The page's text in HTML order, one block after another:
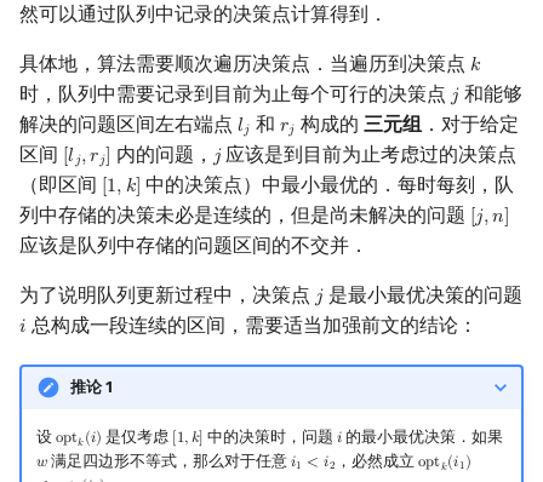
然可以通过队列中记录的决策点计算得到．
具体地，算法需要顺次遍历决策点．当遍历到决策点 𝑘
k
时，队列中需要记录到目前为止每个可行的决策点 𝑗
j和能够
解决的问题区间左右端点 𝑙𝑗
lj 和 𝑟𝑗
rj 构成的 三元组．对于给定
区间 [𝑙𝑗,𝑟𝑗]
[lj,rj] 内的问题， 𝑗
j应该是到目前为止考虑过的决策点
（即区间 [1, 𝑘]
[1, k] 中的决策点）中最小最优的．每时每刻，队
列中存储的决策未必是连续的，但是尚未解决的问题 [𝑗,𝑛]
[j,n]
应该是队列中存储的问题区间的不交并．
为了说明队列更新过程中，决策点 𝑗
j是最小最优决策的问题
𝑖
i 总构成一段连续的区间，需要适当加强前文的结论：
推论 1
设 opt𝑘(𝑖)
optk(i) 是仅考虑 [1,𝑘]
[1, k] 中的决策时，问题 𝑖i 的最小最优决策．如果
𝑤
w满足四边形不等式，那么对于任意 𝑖1 < 𝑖2
i1 <i2 ，必然成立 opt𝑘(𝑖1)
optk(i1)